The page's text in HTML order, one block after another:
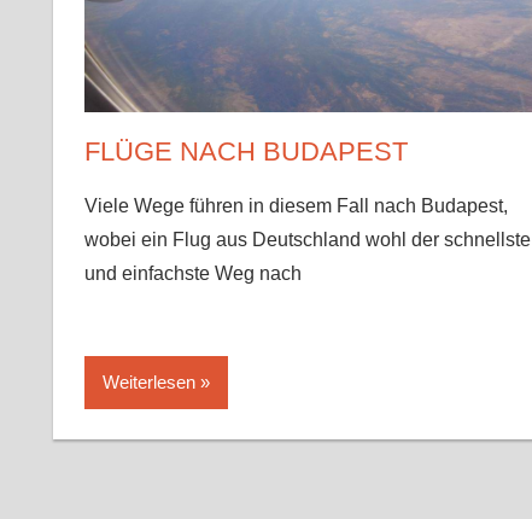
Tipps
FLÜGE NACH BUDAPEST
Viele Wege führen in diesem Fall nach Budapest,
wobei ein Flug aus Deutschland wohl der schnellste
und einfachste Weg nach
Weiterlesen